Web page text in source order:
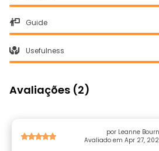
Guide
Usefulness
Avaliações (2)
por Leanne
Avaliado em Apr 27,